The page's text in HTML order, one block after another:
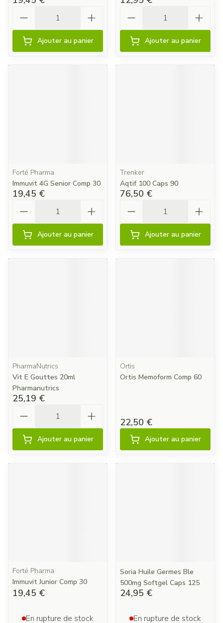
Ajouter au panier Ajouter au panier
Forté Pharma
Immuvit 4G Senior Comp 30
19,45 €
Ajouter au panier
Trenker
Aqtif 100 Caps 90
76,50 €
Ajouter au panier
PharmaNutrics
Vit E Gouttes 20ml
Pharmanutrics
25,19 €
Ajouter au panier
Ortis
Ortis Memoform Comp 60
22,50 €
Ajouter au panier
Forté Pharma
Immuvit Junior Comp 30
19,45 €
En rupture de stock
Soria Huile Germes Ble
500mg Softgel Caps 125
24,95 €
En rupture de stock